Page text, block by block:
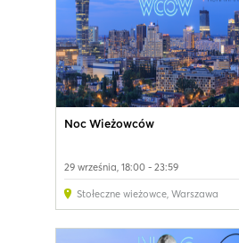
Noc Wieżowców
29 września, 18:00 - 23:59
Stołeczne wieżowce, Warszawa